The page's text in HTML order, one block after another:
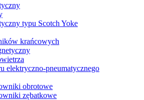
typu Scotch Yoke
krańcowych
elektryczno-pneumatycznego
obrotowe
zębatkowe